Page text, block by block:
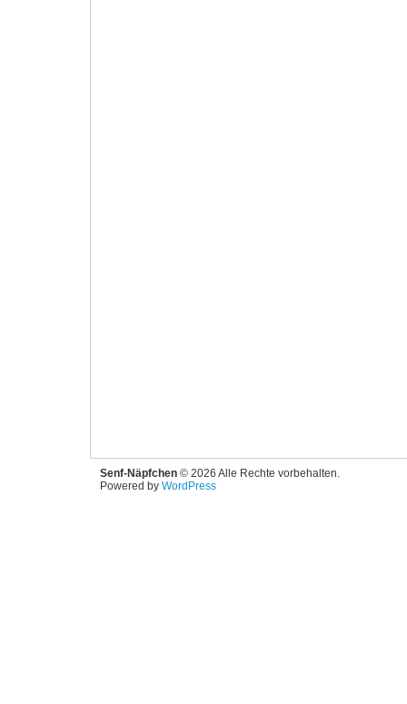
Senf-Näpfchen © 2026 Alle Rechte vorbehalten.
Powered by WordPress